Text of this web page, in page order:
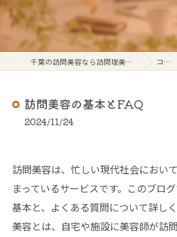
千葉の訪問美容なら訪問理美容visit コラム
訪問美容の基本とFAQ
2024/11/24
訪問美容は、忙しい現代社会におい
まっているサービスです。このブロ
基本と、よくある質問について詳し
美容とは、自宅や施設に美容師が訪